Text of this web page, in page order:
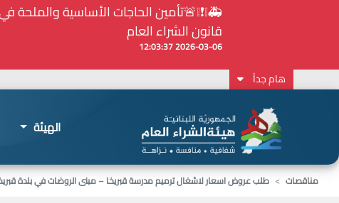
⚠️... ويكون النشر إلزامياً على المنصة الإلكترونيّة
2026-02-24 13:48:11
هام جداً
الهيئة
مناقصات
طلب عروض اسعار لاشغال ترميم مدرسة قبريخا – مبنى الروضات في بلدة